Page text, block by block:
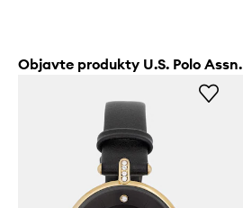
Objavte produkty U.S. Polo Assn.